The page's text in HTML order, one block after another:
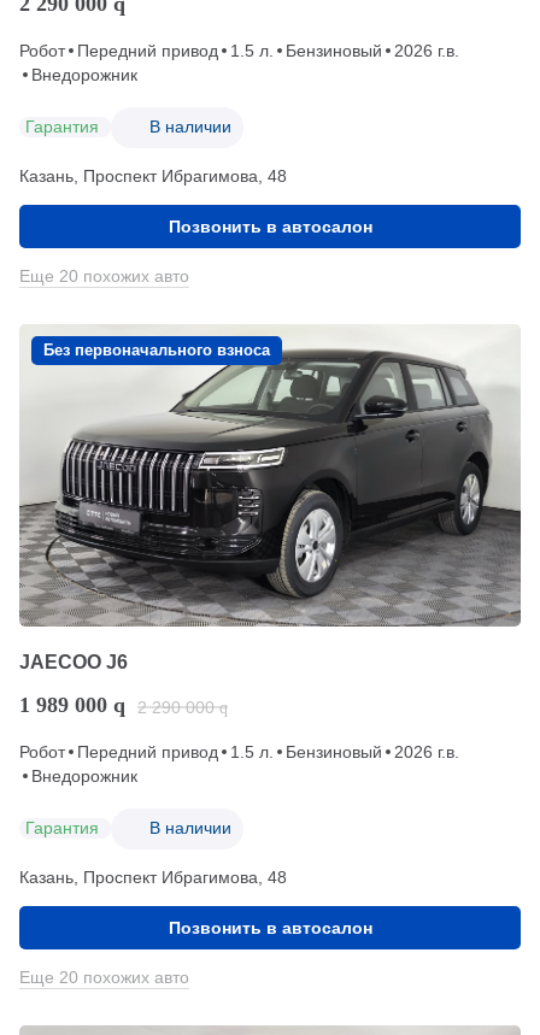
Робот Передний привод 1.5 л. Бензиновый
2026 г.в.
Внедорожник
Гарантия В наличии
Казань, Проспект Ибрагимова, 48
Позвонить в автосалон
Еще 20 похожих авто
Без первоначального взноса
JAECOO J6
1 989 000 q 2 290 000 q
Робот Передний привод 1.5 л. Бензиновый
2026 г.в.
Внедорожник
Гарантия В наличии
Казань, Проспект Ибрагимова, 48
Позвонить в автосалон
Еще 20 похожих авто